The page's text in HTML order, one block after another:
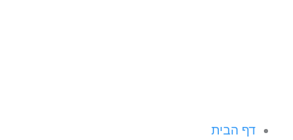
דף הבית